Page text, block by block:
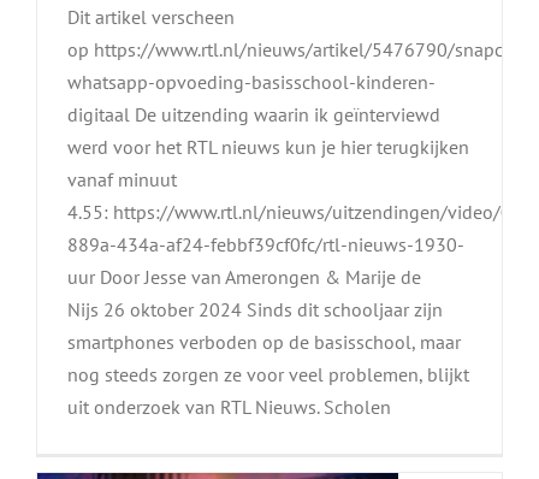
Dit artikel verscheen
op https://www.rtl.nl/nieuws/artikel/5476790/snapchat-
whatsapp-opvoeding-basisschool-kinderen-
digitaal De uitzending waarin ik geïnterviewd
werd voor het RTL nieuws kun je hier terugkijken
vanaf minuut
4.55: https://www.rtl.nl/nieuws/uitzendingen/video/
889a-434a-af24-febbf39cf0fc/rtl-nieuws-1930-
uur Door Jesse van Amerongen & Marije de
Nijs 26 oktober 2024 Sinds dit schooljaar zijn
smartphones verboden op de basisschool, maar
nog steeds zorgen ze voor veel problemen, blijkt
uit onderzoek van RTL Nieuws. Scholen
Zombies achter het scherm:
Impact schermtijd op jonge
kinderen